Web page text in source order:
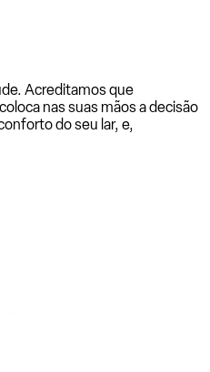
Acreditamos que
nas suas mãos a decisão
do seu lar, e,